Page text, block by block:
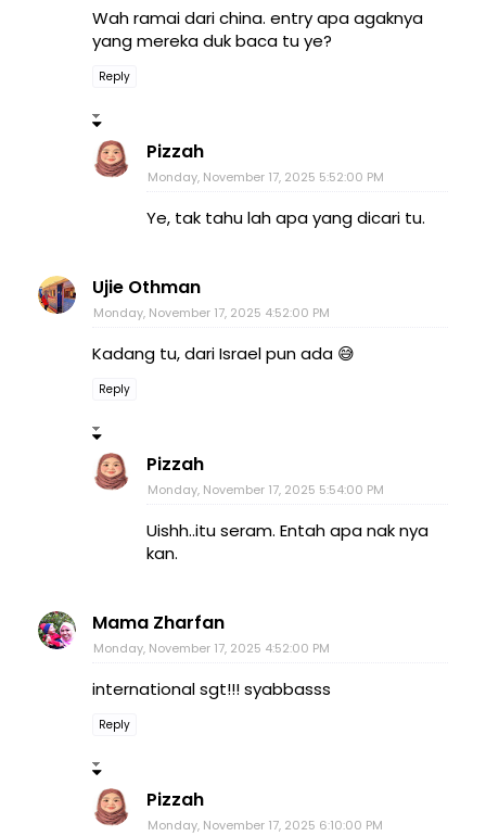
Wah ramai dari china. entry apa agaknya
yang mereka duk baca tu ye?
Reply
Pizzah
Monday, November 17, 2025 5:52:00 PM
Ye, tak tahu lah apa yang dicari tu.
Ujie Othman
Monday, November 17, 2025 4:52:00 PM
Kadang tu, dari Israel pun ada 😅
Reply
Pizzah
Monday, November 17, 2025 5:54:00 PM
Uishh..itu seram. Entah apa nak nya
kan.
Mama Zharfan
Monday, November 17, 2025 4:52:00 PM
international sgt!!! syabbasss
Reply
Pizzah
Monday, November 17, 2025 6:10:00 PM